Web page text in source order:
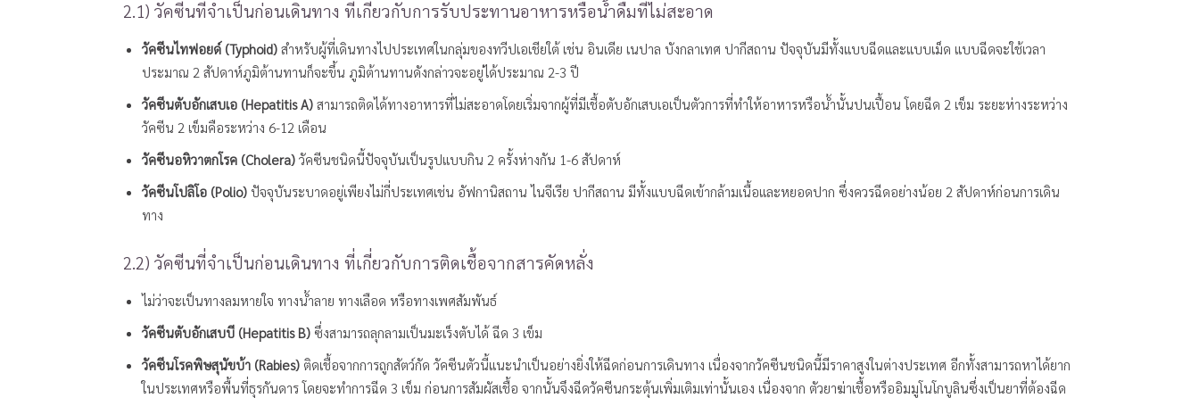
2.1) วัคซีนที่จำเป็นก่อนเดินทาง ที่เกี่ยวกับการรับประทานอาหารหรือน้ำดื่มที่ไม่สะอาด
วัคซีนไทฟอยด์ (Typhoid) สำหรับผู้ที่เดินทางไปประเทศในกลุ่มของทวีปเอเชียใต้ เช่น อินเดีย เนปาล บังกลาเทศ ปากีสถาน ปัจจุบันมีทั้งแบบฉีดและแบบเม็ด แบบฉีดจะใช้เวลา
ประมาณ 2 สัปดาห์ภูมิต้านทานก็จะขึ้น ภูมิต้านทานดังกล่าวจะอยู่ได้ประมาณ 2-3 ปี
วัคซีนตับอักเสบเอ (Hepatitis A) สามารถติดได้ทางอาหารที่ไม่สะอาดโดยเริ่มจากผู้ที่มีเชื้อตับอักเสบเอเป็นตัวการที่ทำให้อาหารหรือน้ำนั้นปนเปื้อน โดยฉีด 2 เข็ม ระยะห่างระหว่าง
วัคซีน 2 เข็มคือระหว่าง 6-12 เดือน
วัคซีนอหิวาตกโรค (Cholera) วัคซีนชนิดนี้ปัจจุบันเป็นรูปแบบกิน 2 ครั้งห่างกัน 1-6 สัปดาห์
วัคซีนโปลิโอ (Polio) ปัจจุบันระบาดอยู่เพียงไม่กี่ประเทศเช่น อัฟกานิสถาน ไนจีเรีย ปากีสถาน มีทั้งแบบฉีดเข้ากล้ามเนื้อและหยอดปาก ซึ่งควรฉีดอย่างน้อย 2 สัปดาห์ก่อนการเดิน
ทาง
2.2) วัคซีนที่จำเป็นก่อนเดินทาง ที่เกี่ยวกับการติดเชื้อจากสารคัดหลั่ง
ไม่ว่าจะเป็นทางลมหายใจ ทางน้ำลาย ทางเลือด หรือทางเพศสัมพันธ์
วัคซีนตับอักเสบบี (Hepatitis B) ซึ่งสามารถลุกลามเป็นมะเร็งตับได้ ฉีด 3 เข็ม
วัคซีนโรคพิษสุนัขบ้า (Rabies) ติดเชื้อจากการถูกสัตว์กัด วัคซีนตัวนี้แนะนำเป็นอย่างยิ่งให้ฉีดก่อนการเดินทาง เนื่องจากวัคซีนชนิดนี้มีราคาสูงในต่างประเทศ อีกทั้งสามารถหาได้ยาก
ในประเทศหรือพื้นที่ธุรกันดาร โดยจะทำการฉีด 3 เข็ม ก่อนการสัมผัสเชื้อ จากนั้นจึงฉีดวัคซีนกระตุ้นเพิ่มเติมเท่านั้นเอง เนื่องจาก ตัวยาฆ่าเชื้อหรืออิมมูโนโกบูลินซึ่งเป็นยาที่ต้องฉีด